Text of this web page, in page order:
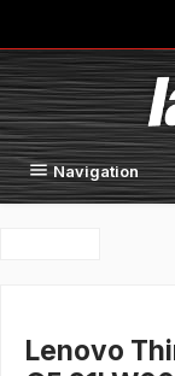
Zum Hauptinhalt
Navigation
Lenovo